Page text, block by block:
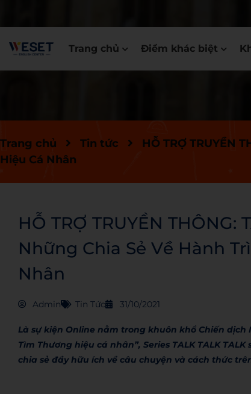
Trang chủ Điểm khác biệt
Trang chủ Tin tức
HỖ TRỢ TRUYỀN
Hiệu Cá Nhân
HỖ TRỢ TRUYỀN THÔNG:
Những Chia Sẻ Về Hành
Nhân
Admin Tin Tức 31/10/2021
Là sự kiện Online nằm trong khuôn khổ Chiến dịch
Tìm Thương hiệu cá nhân”, Series TALK TALK
chia sẻ đầy hữu ích về câu chuyện và cách thức